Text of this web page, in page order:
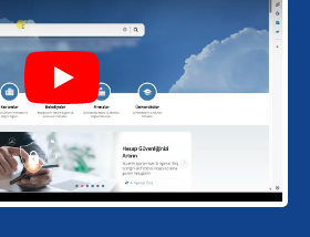
Play